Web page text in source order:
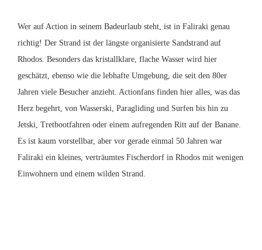
Wer auf Action in seinem Badeurlaub steht, ist in Faliraki genau
richtig! Der Strand ist der längste organisierte Sandstrand auf
Rhodos. Besonders das kristallklare, flache Wasser wird hier
geschätzt, ebenso wie die lebhafte Umgebung, die seit den 80er
Jahren viele Besucher anzieht. Actionfans finden hier alles, was das
Herz begehrt, von Wasserski, Paragliding und Surfen bis hin zu
Jetski, Tretbootfahren oder einem aufregenden Ritt auf der Banane.
Es ist kaum vorstellbar, aber vor gerade einmal 50 Jahren war
Faliraki ein kleines, verträumtes Fischerdorf in Rhodos mit wenigen
Einwohnern und einem wilden Strand.